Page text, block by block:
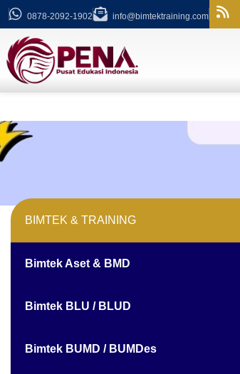
0878-2092-1902 info@bimtektraining.com
BIMTEK & TRAINING
Bimtek Aset & BMD
Bimtek BLU / BLUD
Bimtek BUMD / BUMDes